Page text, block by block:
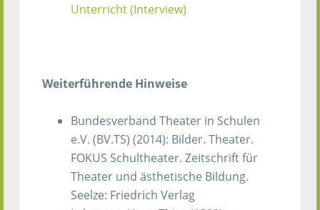
Unterricht (Interview)
Weiterführende Hinweise
Bundesverband Theater in Schulen
e.V. (BV.TS) (2014): Bilder. Theater.
FOKUS Schultheater. Zeitschrift für
Theater und ästhetische Bildung.
Seelze: Friedrich Verlag